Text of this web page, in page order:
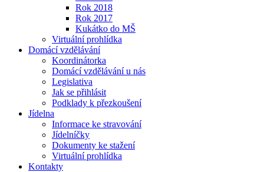
Rok 2018
Rok 2017
Kukátko do MŠ
Virtuální prohlídka
Domácí vzdělávání
Koordinátorka
Domácí vzdělávání u nás
Legislativa
Jak se přihlásit
Podklady k přezkoušení
Jídelna
Informace ke stravování
Jídelníčky
Dokumenty ke stažení
Virtuální prohlídka
Kontakty